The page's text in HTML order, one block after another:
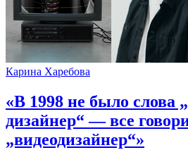
Карина Харебова
«В 1998 не было слова
дизайнер“ — все
„видеодизайнер“»